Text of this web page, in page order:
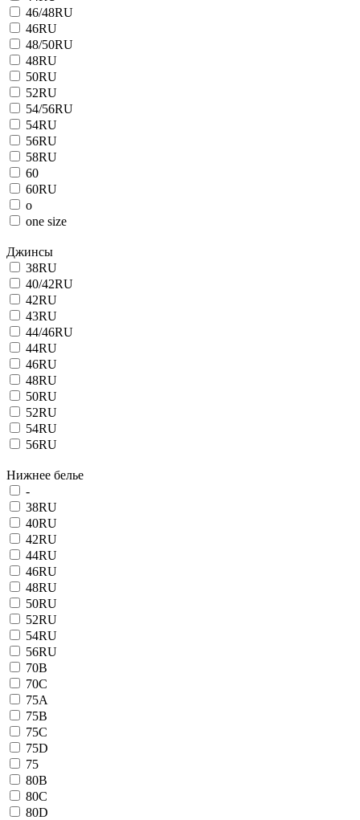
46/48RU
46RU
48/50RU
48RU
50RU
52RU
54/56RU
54RU
56RU
58RU
60
60RU
o
one size
Джинсы
38RU
40/42RU
42RU
43RU
44/46RU
44RU
46RU
48RU
50RU
52RU
54RU
56RU
Нижнее белье
-
38RU
40RU
42RU
44RU
46RU
48RU
50RU
52RU
54RU
56RU
70B
70C
75A
75B
75C
75D
75
80B
80C
80D